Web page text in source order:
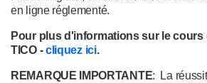
en ligne réglementé.
Pour plus d'informations sur le cours
TICO -cliquez ici.
REMARQUE IMPORTANTE: La